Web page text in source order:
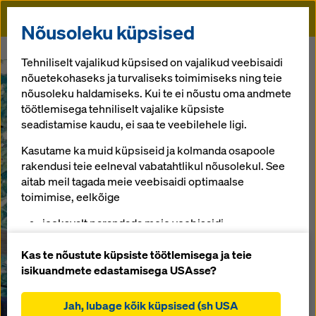
Doka
Nõusoleku küpsised
Tehniliselt vajalikud küpsised on vajalikud veebisaidi
nõuetekohaseks ja turvaliseks toimimiseks ning teie
nõusoleku haldamiseks. Kui te ei nõustu oma andmete
töötlemisega tehniliselt vajalike küpsiste
seadistamise kaudu, ei saa te veebilehele ligi.
Kasutame ka muid küpsiseid ja kolmanda osapoole
rakendusi teie eelneval vabatahtlikul nõusolekul. See
aitab meil tagada meie veebisaidi optimaalse
toimimise, eelkõige
jooksvalt parandada meie veebisaidi
küpsised),
hõlbustada sujuvat ostuprotsessi Doka veebipoe
küpsised),
Kas te nõustute küpsiste töötlemisega ja teie
isikuandmete edastamisega USAsse?
Jah, lubage kõik küpsised (sh USA